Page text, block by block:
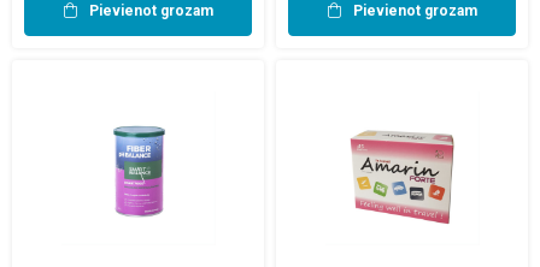
Pievienot grozam Pievienot grozam